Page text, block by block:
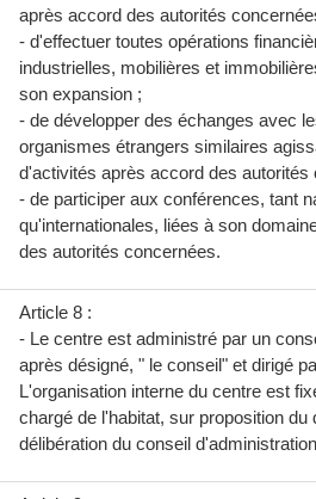
après accord des autorités
- d'effectuer toutes opérations
industrielles, mobilières et
son expansion ;
- de développer des échanges avec
organismes étrangers similaires
d'activités après accord des autorités
- de participer aux conférences, tant
qu'internationales, liées à son
des autorités concernées.
Article 8 :
- Le centre est administré par un
après désigné, " le conseil" et dirigé
L'organisation interne du centre est
chargé de l'habitat, sur proposition du
délibération du conseil